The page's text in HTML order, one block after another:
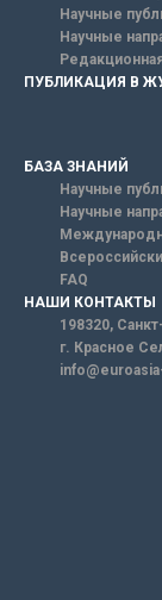
Научные
Научные
ПУБЛИКАЦИЯ В
БАЗА ЗНАНИЙ
Научные
Научные
FAQ
НАШИ КОНТАКТЫ
198320,
г. Красное